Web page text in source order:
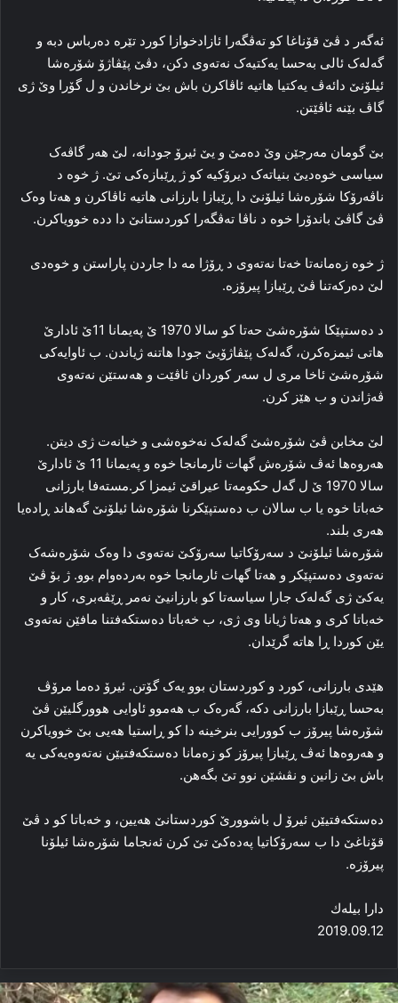
ئه‌گه‌ر د ڤێ قۆناغا کو ته‌ڤگه‌را ئازادخوازا کورد تێره‌ ده‌رباس دبه‌ و
گه‌له‌ک ئالی به‌حسا یه‌کتیه‌ک نه‌ته‌وی دکن، دڤێ پێڤاژۆ شۆره‌شا
ئیلۆنێ دائه‌ڤ یه‌کتیا هاتیه‌ ئاڤاکرن باش بێ نرخاندن و ل گۆرا وێ ژی
گاڤ بێنه‌ ئاڤێتن.
بێ گومان مه‌رجێن وێ ده‌مێ و یێ ئیرۆ جودانه‌، لێ هه‌ر گاڤه‌ک
سیاسی خوه‌دیێ بنیاته‌ک دیرۆکیه‌ کو ژ ڕێبازه‌کی تێ. ژ خوه‌ د
ناڤه‌رۆکا شۆره‌شا ئیلۆنێ دا ڕێبازا بارزانی هاتیه‌ ئاڤاکرن و هه‌تا وه‌ک
ڤێ گاڤێ باندۆرا خوه‌ د ناڤا ته‌ڤگه‌را کوردستانێ دا دده‌ خوویاکرن.
ژ خوه‌ زەمانەتا خه‌تا نه‌ته‌وی د ڕۆژا مه‌ دا جاردن پاراستن و خوه‌دی
لێ ده‌رکه‌تنا ڤێ ڕێبازا پیرۆزه‌.
د ده‌ستپێکا شۆره‌شێ حەتا کو سالا 1970 ێ په‌یمانا 11ێ ئادارێ
هاتی ئیمزه‌کرن، گه‌له‌ک پێڤاژۆیێ جودا هاتنه‌ ژیاندن. ب ئاوایه‌کی
شۆره‌شێ ئاخا مری ل سه‌ر کوردان ئاڤێت و هه‌ستێن نه‌ته‌وی
ڤه‌ژاندن و ب هێز کرن.
لێ مخابن ڤێ شۆره‌شێ گه‌له‌ک نه‌خوه‌شی و خیانه‌ت ژی دیتن.
هه‌روه‌ها ئه‌ڤ شۆره‌ش گهات ئارمانجا خوه‌ و په‌یمانا 11 ێ ئادارێ
سالا 1970 ێ ل گه‌ل حكومه‌تا عیراقێ ئیمزا کر.مسته‌فا بارزانی
خه‌باتا خوه‌ یا ب سالان ب ده‌ستپێکرنا شۆره‌شا ئیلۆنێ گەهاند ڕاده‌یا
هه‌ری بلند.
شۆره‌شا ئیلۆنێ د سه‌رۆکاتیا سه‌رۆکێ نه‌ته‌وی دا وه‌ک شۆره‌شه‌ک
نه‌ته‌وی ده‌ستپێکر و هه‌تا گهات ئارمانجا خوه‌ به‌رده‌وام بوو. ژ بۆ ڤێ
یه‌کێ ژی گه‌له‌ک جارا سیاسه‌تا کو بارزانیێ نه‌مر ڕێڤه‌بری، کار و
خه‌باتا کری و هه‌تا ژیانا وی ژی، ب خه‌باتا ده‌ستکه‌فتنا مافێن نه‌ته‌وی
یێن کوردا ڕا هاته‌ گرێدان.
هێدی بارزانی، کورد و کوردستان بوو یه‌ک گۆتن. ئیرۆ ده‌ما مرۆڤ
به‌حسا ڕێبازا بارزانی دکه‌، گه‌ره‌ک ب هه‌موو ئاوایی هوورگلیێن ڤێ
شۆره‌شا پیرۆز ب کوورایی بنرخینه‌ دا کو ڕاستیا هه‌یی بێ خوویاکرن
و هه‌روه‌ها ئه‌ڤ ڕێبازا پیرۆز کو زەمانا ده‌ستکه‌فتیێن نه‌ته‌وه‌یه‌کی یه‌
باش بێ زانین و نڤشێن نوو تێ بگەهن.
ده‌ستکه‌فتیێن ئیرۆ ل باشوورێ کوردستانێ هه‌یین، و خه‌باتا کو د ڤێ
قۆناغێ دا ب سه‌رۆکاتیا پەدەکێ تێ کرن ئه‌نجاما شۆره‌شا ئیلۆنا
پیرۆزه‌.
دارا بیلەك
2019.09.12